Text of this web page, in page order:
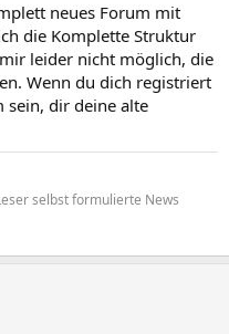
neues Forum mit
die Komplette Struktur
leider nicht möglich, die
Wenn du dich registriert
sein, dir deine alte
selbst formulierte News